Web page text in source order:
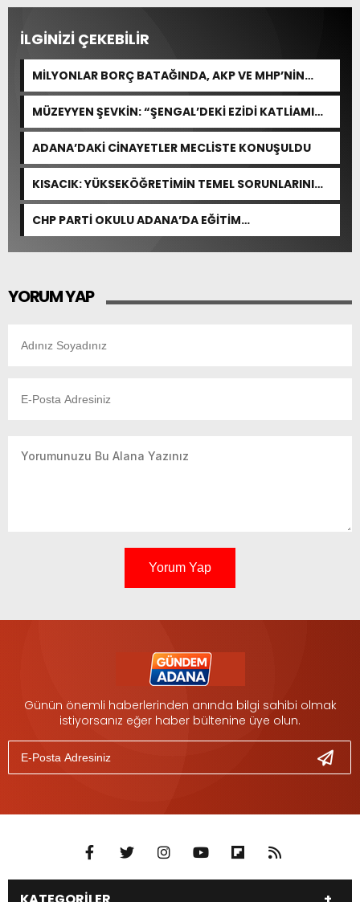
İLGİNİZİ ÇEKEBİLİR
MİLYONLAR BORÇ BATAĞINDA, AKP VE MHP’NİN
CEVABI: “ARAŞTIRMAYALIM!”
MÜZEYYEN ŞEVKİN: “ŞENGAL’DEKİ EZİDİ KATLİAMI
İNSANLIĞIN ORTAK ACISIDIR”
ADANA’DAKİ CİNAYETLER MECLİSTE KONUŞULDU
KISACIK: YÜKSEKÖĞRETİMİN TEMEL SORUNLARINI
ÇÖZEN BİR DÜZENLEME YOK
CHP PARTİ OKULU ADANA’DA EĞİTİM
GERÇEKLEŞTİRDİ
YORUM YAP
Yorum Yap
Günün önemli haberlerinden anında bilgi sahibi olmak
istiyorsanız eğer haber bültenine üye olun.